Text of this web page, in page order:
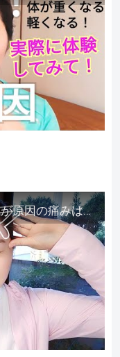
【知らないと苦しむ】人間関係が原因の痛みはトラウマ解除が必須。病院に行っても原因不明で治らない不調はこれをしてからケアしてみてください。